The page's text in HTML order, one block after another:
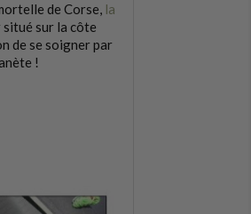
de Corse, la
situé sur la côte
de se soigner par
!